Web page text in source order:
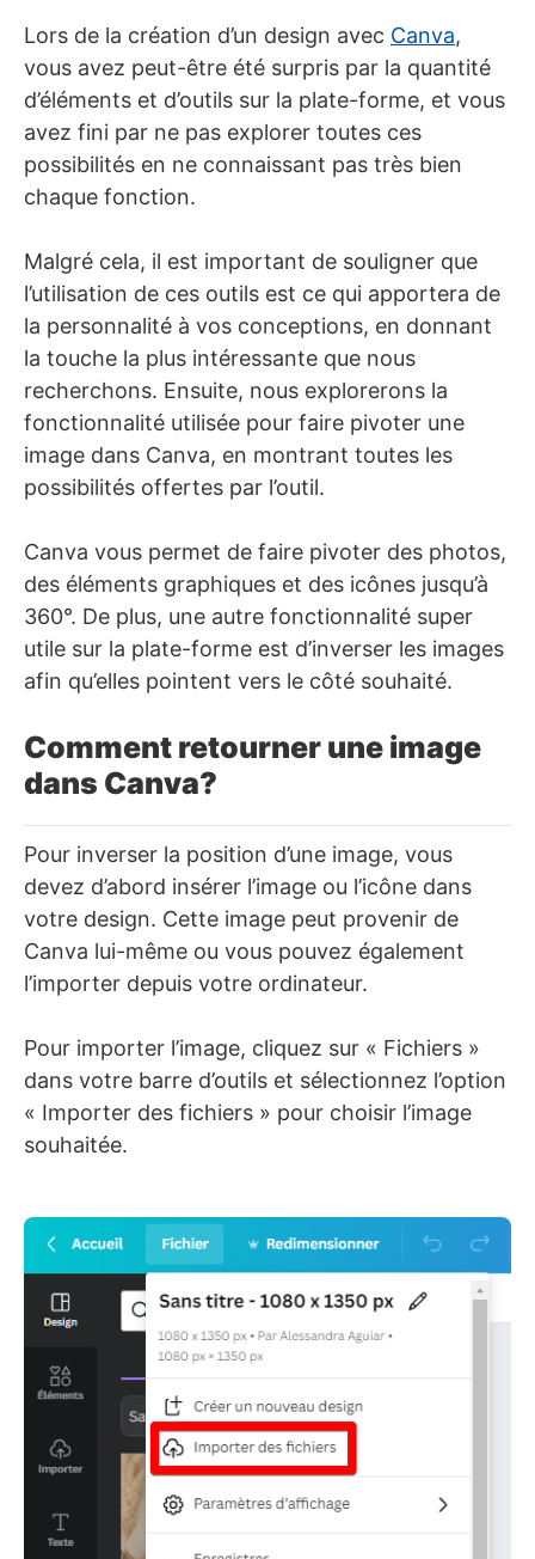
Lors de la création d’un design avec Canva,
vous avez peut-être été surpris par la quantité
d’éléments et d’outils sur la plate-forme, et vous
avez fini par ne pas explorer toutes ces
possibilités en ne connaissant pas très bien
chaque fonction.
Malgré cela, il est important de souligner que
l’utilisation de ces outils est ce qui apportera de
la personnalité à vos conceptions, en donnant
la touche la plus intéressante que nous
recherchons. Ensuite, nous explorerons la
fonctionnalité utilisée pour faire pivoter une
image dans Canva, en montrant toutes les
possibilités offertes par l’outil.
Canva vous permet de faire pivoter des photos,
des éléments graphiques et des icônes jusqu’à
360°. De plus, une autre fonctionnalité super
utile sur la plate-forme est d’inverser les images
afin qu’elles pointent vers le côté souhaité.
Comment retourner une image
dans Canva?
Pour inverser la position d’une image, vous
devez d’abord insérer l’image ou l’icône dans
votre design. Cette image peut provenir de
Canva lui-même ou vous pouvez également
l’importer depuis votre ordinateur.
Pour importer l’image, cliquez sur « Fichiers »
dans votre barre d’outils et sélectionnez l’option
« Importer des fichiers » pour choisir l’image
souhaitée.